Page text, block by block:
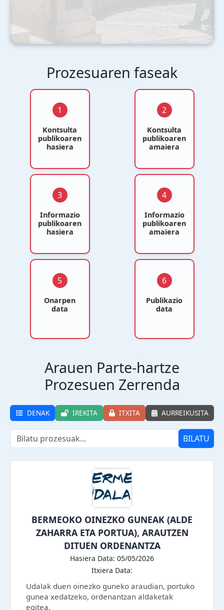
Prozesuaren faseak
1
Kontsulta
publikoaren
hasiera
2
Kontsulta
publikoaren
amaiera
3
Informazio
publikoaren
hasiera
4
Informazio
publikoaren
amaiera
5
Onarpen
data
6
Publikazio
data
Arauen Parte-hartze
Prozesuen Zerrenda
DENAK IREKITA ITXITA AURREIKUSITA
BILATU
BERMEOKO OINEZKO GUNEAK (ALDE
ZAHARRA ETA PORTUA), ARAUTZEN
DITUEN ORDENANTZA
Hasiera Data: 05/05/2026
Itxiera Data:
Udalak duen oinezko guneko araudian, portuko
gunea xedatzeko, ordenantzan aldaketak
egitea.